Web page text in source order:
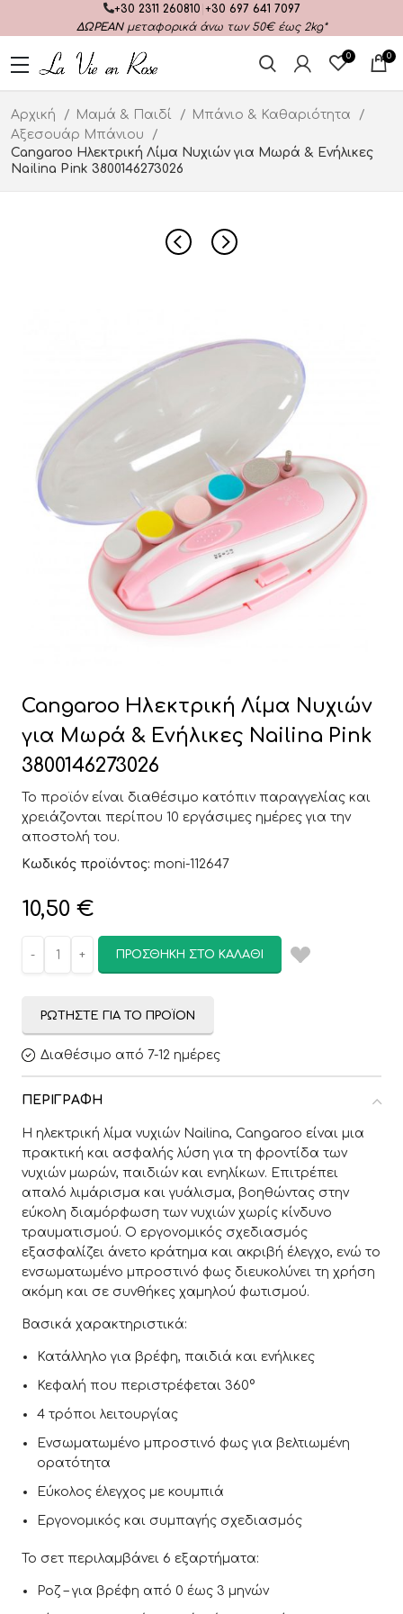
+30 2311 260810 +30 697 641 7097
ΔΩΡΕΑΝμεταφορικά άνω των 50€ έως 2kg*
0 0
Αρχική Μαμά & Παιδί
Μπάνιο & Καθαριότητα
Αξεσουάρ Μπάνιου
Cangaroo Ηλεκτρική Λίμα Νυχιών για Μωρά & Ενήλικες
Nailina Pink 3800146273026
Cangaroo Ηλεκτρική Λίμα Νυχιών
για Μωρά & Ενήλικες Nailina Pink
3800146273026
Το προϊόν είναι διαθέσιμο κατόπιν παραγγελίας και
χρειάζονται περίπου 10 εργάσιμες ημέρες για την
αποστολή του.
Κωδικός προϊόντος: moni-112647
10,50 €
ΠΡΟΣΘΉΚΗ ΣΤΟ ΚΑΛΆΘΙ
ΡΩΤΉΣΤΕ ΓΙΑ ΤΟ ΠΡΟΪΌΝ
Διαθέσιμο από 7-12 ημέρες
ΠΕΡΙΓΡΑΦΉ
Η ηλεκτρική λίμα νυχιών Nailina, Cangaroo είναι μια
πρακτική και ασφαλής λύση για τη φροντίδα των
νυχιών μωρών, παιδιών και ενηλίκων. Επιτρέπει
απαλό λιμάρισμα και γυάλισμα, βοηθώντας στην
εύκολη διαμόρφωση των νυχιών χωρίς κίνδυνο
τραυματισμού. Ο εργονομικός σχεδιασμός
εξασφαλίζει άνετο κράτημα και ακριβή έλεγχο, ενώ το
ενσωματωμένο μπροστινό φως διευκολύνει τη χρήση
ακόμη και σε συνθήκες χαμηλού φωτισμού.
Βασικά χαρακτηριστικά:
Κατάλληλο για βρέφη, παιδιά και ενήλικες
Κεφαλή που περιστρέφεται 360°
4 τρόποι λειτουργίας
Ενσωματωμένο μπροστινό φως για βελτιωμένη
ορατότητα
Εύκολος έλεγχος με κουμπιά
Εργονομικός και συμπαγής σχεδιασμός
Το σετ περιλαμβάνει 6 εξαρτήματα:
Ροζ – για βρέφη από 0 έως 3 μηνών